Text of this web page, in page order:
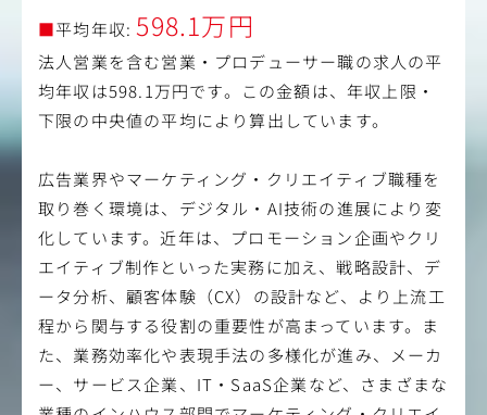
設立2期目を迎える今だからこそ、携われる事業の幅も魅
力。八芳園グループだからできる経験を積み、営業として
の成長を目指せる環境です。
【変更の範囲】無
ご提案内容に制限や型は一切ありません！単に会場の“手
配”をするのではなく、「食」や「文化」など福岡や日本
の魅力に光を当て、期待を超えたおもてなしを提供してい
ます。
・地酒が育むコミュニケーション
「さまざまなエリアから参加者が集まる」「参加者がお酒
ティーを提案！地酒を通じ参加者間の交流を生み出しまし
た。
＜今後展開予定の事業＞
・九州の「食」を活かした外部イベントやケータリング
・海外の顧客に地域の魅力を発信するイベント企画
設立2期目を迎える今だからこそ、携われる事業の幅も魅
力。
八芳園グループだからできる経験を積み、営業としての成
長を目指せる環境です。
【変更の範囲】無
■平均年収: 598.1万円
法人営業を含む営業・プロデューサー職の求人の平
均年収は598.1万円です。この金額は、年収上限・
下限の中央値の平均により算出しています。
広告業界やマーケティング・クリエイティブ職種を
取り巻く環境は、デジタル・AI技術の進展により変
化しています。近年は、プロモーション企画やクリ
エイティブ制作といった実務に加え、戦略設計、デ
ータ分析、顧客体験（CX）の設計など、より上流工
程から関与する役割の重要性が高まっています。ま
た、業務効率化や表現手法の多様化が進み、メーカ
ー、サービス企業、IT・SaaS企業など、さまざまな